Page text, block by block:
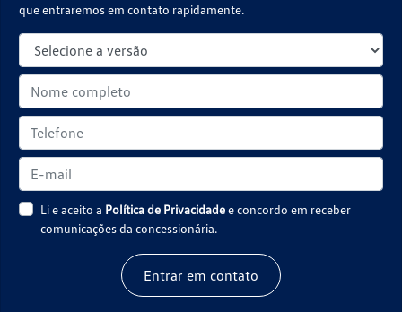
que entraremos em contato rapidamente.
Li e aceito a Política de Privacidadee concordo em receber
comunicações da concessionária.
Entrar em contato